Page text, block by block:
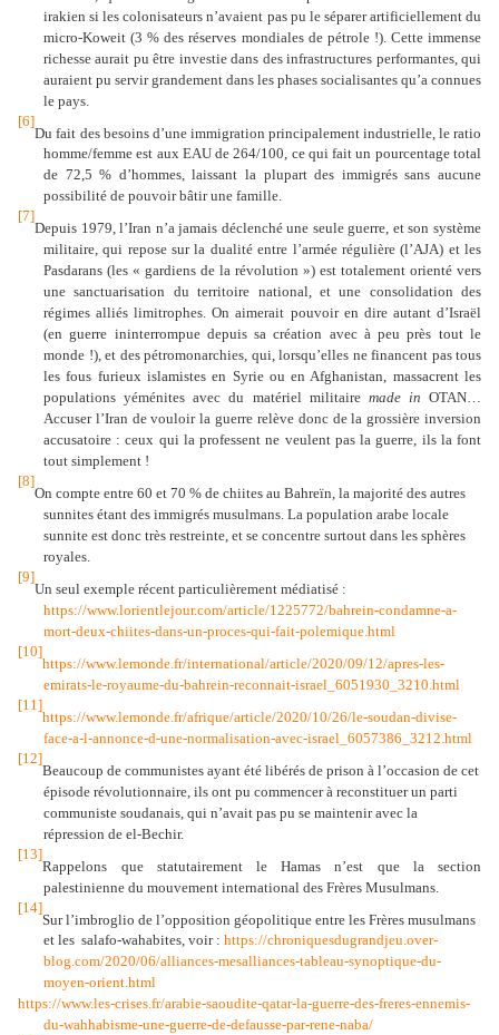
irakien si les colonisateurs n’avaient pas pu le séparer artificiellement du
micro-Koweit (3 % des réserves mondiales de pétrole !). Cette immense
richesse aurait pu être investie dans des infrastructures performantes, qui
auraient pu servir grandement dans les phases socialisantes qu’a connues
le pays.
[6]
Du fait des besoins d’une immigration principalement industrielle, le ratio
homme/femme est aux EAU de 264/100, ce qui fait un pourcentage total
de 72,5 % d’hommes, laissant la plupart des immigrés sans aucune
possibilité de pouvoir bâtir une famille.
[7]
Depuis 1979, l’Iran n’a jamais déclenché une seule guerre, et son système
militaire, qui repose sur la dualité entre l’armée régulière (l’AJA) et les
Pasdarans (les « gardiens de la révolution ») est totalement orienté vers
une sanctuarisation du territoire national, et une consolidation des
régimes alliés limitrophes. On aimerait pouvoir en dire autant d’Israël
(en guerre ininterrompue depuis sa création avec à peu près tout le
monde !), et des pétromonarchies, qui, lorsqu’elles ne financent pas tous
les fous furieux islamistes en Syrie ou en Afghanistan, massacrent les
populations yéménites avec du matériel militaire made in OTAN…
Accuser l’Iran de vouloir la guerre relève donc de la grossière inversion
accusatoire : ceux qui la professent ne veulent pas la guerre, ils la font
tout simplement !
[8]
On compte entre 60 et 70 % de chiites au Bahreïn, la majorité des autres
sunnites étant des immigrés musulmans. La population arabe locale
sunnite est donc très restreinte, et se concentre surtout dans les sphères
royales.
[9]
Un seul exemple récent particulièrement médiatisé :
https://www.lorientlejour.com/article/1225772/bahrein-condamne-a-
mort-deux-chiites-dans-un-proces-qui-fait-polemique.html
[10]
https://www.lemonde.fr/international/article/2020/09/12/apres-les-
emirats-le-royaume-du-bahrein-reconnait-israel_6051930_3210.html
[11]
https://www.lemonde.fr/afrique/article/2020/10/26/le-soudan-divise-
face-a-l-annonce-d-une-normalisation-avec-israel_6057386_3212.html
[12]
Beaucoup de communistes ayant été libérés de prison à l’occasion de cet
épisode révolutionnaire, ils ont pu commencer à reconstituer un parti
communiste soudanais, qui n’avait pas pu se maintenir avec la
répression de el-Bechir.
[13]
Rappelons que statutairement le Hamas n’est que la section
palestinienne du mouvement international des Frères Musulmans.
[14]
Sur l’imbroglio de l’opposition géopolitique entre les Frères musulmans
et les salafo-wahabites, voir : https://chroniquesdugrandjeu.over-
blog.com/2020/06/alliances-mesalliances-tableau-synoptique-du-
moyen-orient.html
https://www.les-crises.fr/arabie-saoudite-qatar-la-guerre-des-freres-ennemis-
du-wahhabisme-une-guerre-de-defausse-par-rene-naba/